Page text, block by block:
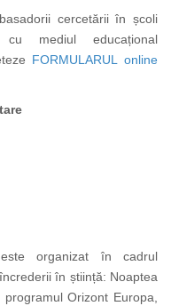
cercetării în școli
cu mediul educațional
FORMULARUL online
organizat în cadrul
în știință: Noaptea
Orizont Europa,